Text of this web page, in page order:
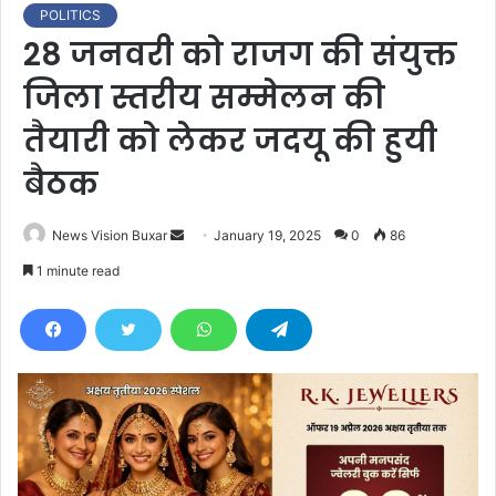
POLITICS
28 जनवरी को राजग की संयुक्त
जिला स्तरीय सम्मेलन की
तैयारी को लेकर जदयू की हुयी
बैठक
News Vision Buxar
d
e
m
a
i
January 19, 2025 0 86
1 minute read